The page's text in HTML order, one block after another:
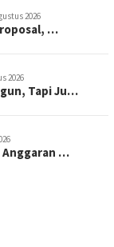
2026
…
2026
Tapi Ju…
Anggaran …